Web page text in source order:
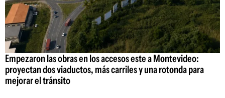
Empezaron las obras en los accesos este a Montevideo:
proyectan dos viaductos, más carriles y una rotonda para
mejorar el tránsito